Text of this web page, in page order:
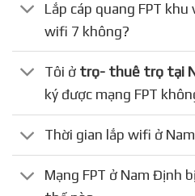
Lắp cáp quang FPT khu
wifi 7 không?
Tôi ở trọ- thuê trọ tại
ký được mạng FPT
Thời gian lắp wifi ở
Mạng FPT ở Nam Định